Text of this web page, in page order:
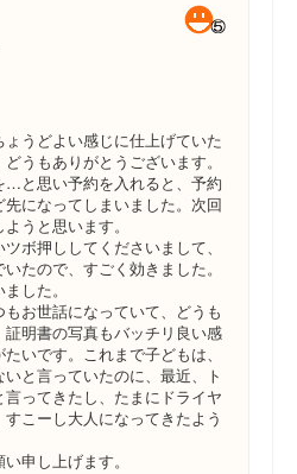
うどよい感じに仕上げていた
うもありがとうございます。
…と思い予約を入れると、予約
になってしまいました。次回
うと思います。
ボ押ししてくださいまして、
たので、すごく効きました。
した。
お世話になっていて、どうも
明書の写真もバッチリ良い感
いです。これまで子どもは、
と言っていたのに、最近、ト
ってきたし、たまにドライヤ
こーし大人になってきたよう
申し上げます。